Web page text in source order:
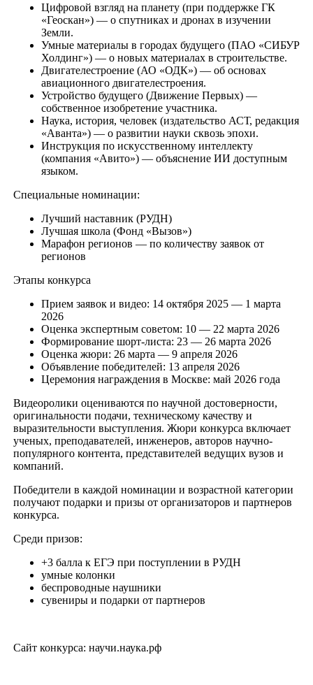
Цифровой взгляд на планету (при поддержке ГК
«Геоскан») — о спутниках и дронах в изучении
Земли.
Умные материалы в городах будущего (ПАО «СИБУР
Холдинг») — о новых материалах в строительстве.
Двигателестроение (АО «ОДК») — об основах
авиационного двигателестроения.
Устройство будущего (Движение Первых) —
собственное изобретение участника.
Наука, история, человек (издательство АСТ, редакция
«Аванта») — о развитии науки сквозь эпохи.
Инструкция по искусственному интеллекту
(компания «Авито») — объяснение ИИ доступным
языком.
Специальные номинации:
Лучший наставник (РУДН)
Лучшая школа (Фонд «Вызов»)
Марафон регионов — по количеству заявок от
регионов
Этапы конкурса
Прием заявок и видео: 14 октября 2025 — 1 марта
2026
Оценка экспертным советом: 10 — 22 марта 2026
Формирование шорт-листа: 23 — 26 марта 2026
Оценка жюри: 26 марта — 9 апреля 2026
Объявление победителей: 13 апреля 2026
Церемония награждения в Москве: май 2026 года
Видеоролики оцениваются по научной достоверности,
оригинальности подачи, техническому качеству и
выразительности выступления. Жюри конкурса включает
ученых, преподавателей, инженеров, авторов научно-
популярного контента, представителей ведущих вузов и
компаний.
Победители в каждой номинации и возрастной категории
получают подарки и призы от организаторов и партнеров
конкурса.
Среди призов:
+3 балла к ЕГЭ при поступлении в РУДН
умные колонки
беспроводные наушники
сувениры и подарки от партнеров
Сайт конкурса: научи.наука.рф